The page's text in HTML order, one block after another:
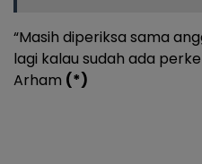
“Masih diperiksa sama
lagi kalau sudah ada
Arham (*)